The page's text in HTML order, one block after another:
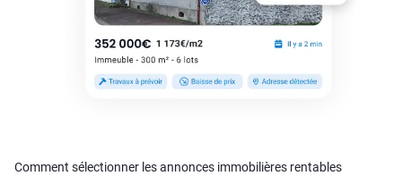
Comment sélectionner les annonces immobilières rentables